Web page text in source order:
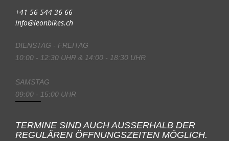
+41 56 544 36 66
info@leonbikes.ch
DIENSTAG - FREITAG
10:00 - 12:30 UHR & 14:00 - 18:30 UHR
SAMSTAG
09:00 - 15:00 UHR
TERMINE SIND AUCH AUSSERHALB DER
REGULÄREN ÖFFNUNGSZEITEN MÖGLICH.